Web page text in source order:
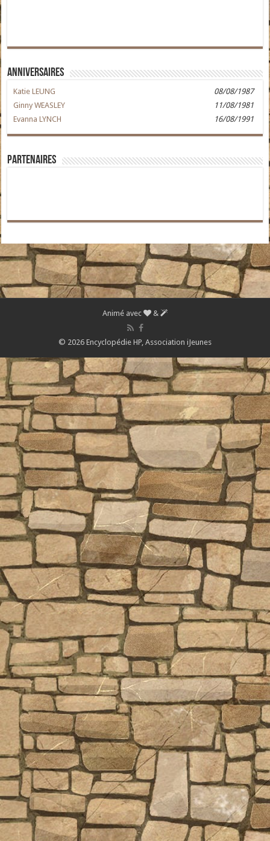
Anniversaires
Katie LEUNG
08/08/1987
Ginny WEASLEY
11/08/1981
Evanna LYNCH
16/08/1991
Partenaires
Animé avec &
© 2026 Encyclopédie HP, Association iJeunes